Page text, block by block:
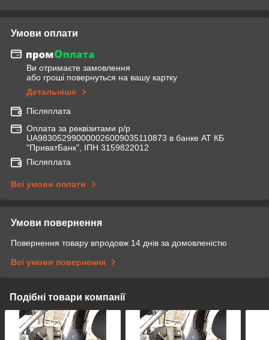
Умови оплати
Ви отримаєте замовлення
або гроші повернуться на вашу картку
Детальніше
Післяплата
Оплата за реквізитами р/р
UA983052990000026009035110873 в банке АТ КБ
"ПриватБанк", ІПН 3159822012
Післяплата
Всі умови оплати
Умови повернення
Повернення товару впродовж 14 днів за домовленістю
Всі умови повернення
Подібні товари компанії